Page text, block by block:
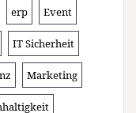
erp Event
IT Sicherheit
Marketing